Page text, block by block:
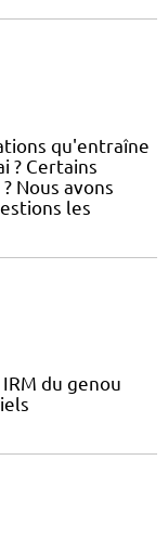
qu'entraîne
? Certains
Nous avons
les
du genou